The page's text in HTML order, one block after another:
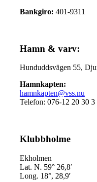
Bankgiro:401-9311
Hamn & varv:
Hunduddsvägen 55,
Hamnkapten:
hamnkapten@vss.nu
Telefon: 076-12 20 30
Klubbholme
Ekholmen
Lat. N. 59° 26,8′
Long. 18°, 28,9′